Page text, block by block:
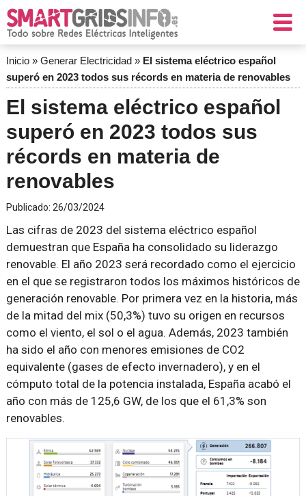
Inicio» Generar Electricidad» El sistema eléctrico español
superó en 2023 todos sus récords en materia de renovables
El sistema eléctrico español
superó en 2023 todos sus
récords en materia de
renovables
Publicado: 26/03/2024
Las cifras de 2023 del sistema eléctrico español
demuestran que España ha consolidado su liderazgo
renovable. El año 2023 será recordado como el ejercicio
en el que se registraron todos los máximos históricos de
generación renovable. Por primera vez en la historia, más
de la mitad del mix (50,3%) tuvo su origen en recursos
como el viento, el sol o el agua. Además, 2023 también
ha sido el año con menores emisiones de CO2
equivalente (gases de efecto invernadero), y en el
cómputo total de la potencia instalada, España acabó el
año con más de 125,6 GW, de los que el 61,3% son
renovables.